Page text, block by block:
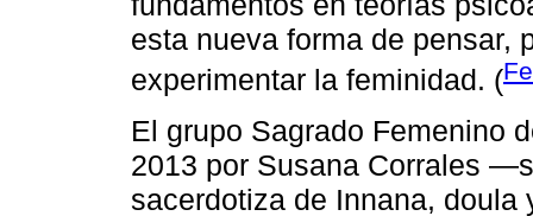
esta nueva forma de pensar,
experimentar la feminidad. (
El grupo Sagrado Femenino
2013 por Susana Corrales
sacerdotiza de Innana,